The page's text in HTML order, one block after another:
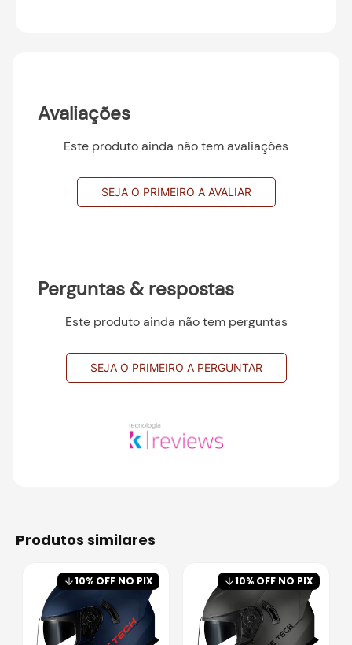
Avaliações
Este produto ainda não tem avaliações
SEJA O PRIMEIRO A AVALIAR
Perguntas & respostas
Este produto ainda não tem perguntas
SEJA O PRIMEIRO A PERGUNTAR
produtos similares
10% OFF NO PIX 10% OFF NO PIX